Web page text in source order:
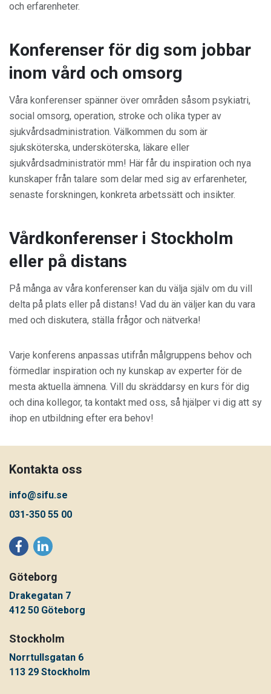
och erfarenheter.
Konferenser för dig som jobbar
inom vård och omsorg
Våra konferenser spänner över områden såsom psykiatri,
social omsorg, operation, stroke och olika typer av
sjukvårdsadministration. Välkommen du som är
sjuksköterska, undersköterska, läkare eller
sjukvårdsadministratör mm! Här får du inspiration och nya
kunskaper från talare som delar med sig av erfarenheter,
senaste forskningen, konkreta arbetssätt och insikter.
Vårdkonferenser i Stockholm
eller på distans
På många av våra konferenser kan du välja själv om du vill
delta på plats eller på distans! Vad du än väljer kan du vara
med och diskutera, ställa frågor och nätverka!
Varje konferens anpassas utifrån målgruppens behov och
förmedlar inspiration och ny kunskap av experter för de
mesta aktuella ämnena. Vill du skräddarsy en kurs för dig
och dina kollegor, ta kontakt med oss, så hjälper vi dig att sy
ihop en utbildning efter era behov!
Kontakta oss
info@sifu.se
031-350 55 00
Göteborg
Drakegatan 7
412 50 Göteborg
Stockholm
Norrtullsgatan 6
113 29 Stockholm